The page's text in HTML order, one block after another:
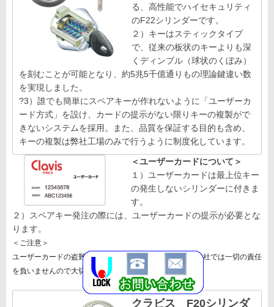
る、高性能でハイセキュリティ
のF22シリンダーです。
２）キーはスティックタイプ
で、従来の板状のキーよりも深
くディンプル（球状のくぼみ）
を刻むことが可能となり、約5兆5千億通りもの理論鍵違い数
を実現しました。
?3）誰でも簡単にスペアキーが作れないように「ユーザーカ
ード方式」を設け、カードの提示がない限りキーの複製がで
きないシステムを採用。また、品質を保証する目的も含め、
キーの複製は弊社工場のみで行うように制度化しています。
＜ユーザーカードについて＞
１）ユーザーカードは最上位キー
の発生しないシリンダーに付きま
す。
２）スペアキー発注の際には、ユーザーカードの提示が必要とな
ります。
＜ご注意＞
ユーザーカードの盗難などによる不正使用に関しては、当社では一切の責任
を負いませんので大切に保管してください。
クラビス F20シリンダ